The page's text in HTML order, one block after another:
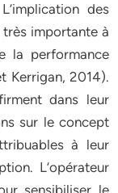
des
importante à
la performance
Kerrigan, 2014).
dans leur
sur le concept
à leur
L’opérateur
sensibiliser le